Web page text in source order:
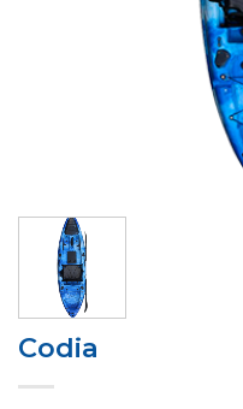
Codia